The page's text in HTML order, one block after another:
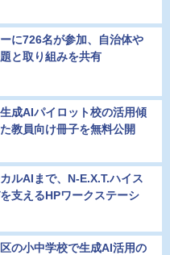
に726名が参加、自治体や
と取り組みを共有
成AIパイロット校の活用傾
教員向け冊子を無料公開
ルAIまで、N-E.X.T.ハイス
支えるHPワークステーシ
の小中学校で生成AI活用の